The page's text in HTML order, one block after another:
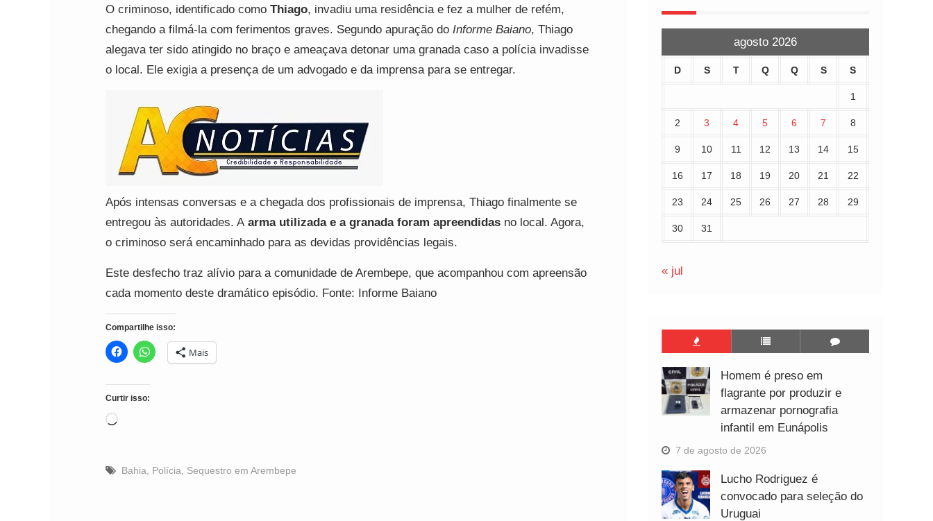
O criminoso, identificado como Thiago, invadiu uma residência e fez a mulher de refém,
chegando a filmá-la com ferimentos graves. Segundo apuração do Informe Baiano, Thiago
alegava ter sido atingido no braço e ameaçava detonar uma granada caso a polícia invadisse
o local. Ele exigia a presença de um advogado e da imprensa para se entregar.
Após intensas conversas e a chegada dos profissionais de imprensa, Thiago finalmente se
entregou às autoridades. A arma utilizada e a granada foram apreendidas no local. Agora,
o criminoso será encaminhado para as devidas providências legais.
Este desfecho traz alívio para a comunidade de Arembepe, que acompanhou com apreensão
cada momento deste dramático episódio. Fonte: Informe Baiano
Compartilhe isso:
Mais
Curtir isso:
Carregando...
Bahia Polícia Sequestro em Arembepe
agosto 2026
D S T Q Q S S
1
2 3 4 5 6 7 8
9 10 11 12 13 14 15
16 17 18 19 20 21 22
23 24 25 26 27 28 29
30 31
« jul
Homem é preso em
flagrante por produzir e
armazenar pornografia
infantil em Eunápolis
7 de agosto de 2026
Lucho Rodriguez é
convocado para seleção do
Uruguai